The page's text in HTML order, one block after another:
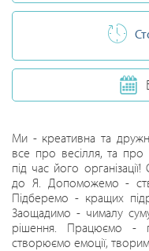
Ми - креативна та
все про весілля, та
під час його
до Я. Допоможемо -
Підберемо - кращих
Заощадимо - чималу
рішення. Працюємо -
створюємо емоції,